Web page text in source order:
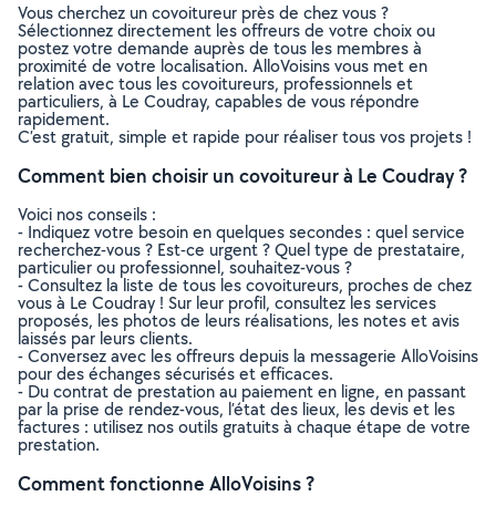
Vous cherchez un covoitureur près de chez vous ?
Sélectionnez directement les offreurs de votre choix ou
postez votre demande auprès de tous les membres à
proximité de votre localisation. AlloVoisins vous met en
relation avec tous les covoitureurs, professionnels et
particuliers, à Le Coudray, capables de vous répondre
rapidement.
C’est gratuit, simple et rapide pour réaliser tous vos projets !
Comment bien choisir un covoitureur à Le Coudray ?
Voici nos conseils :
- Indiquez votre besoin en quelques secondes : quel service
recherchez-vous ? Est-ce urgent ? Quel type de prestataire,
particulier ou professionnel, souhaitez-vous ?
- Consultez la liste de tous les covoitureurs, proches de chez
vous à Le Coudray ! Sur leur profil, consultez les services
proposés, les photos de leurs réalisations, les notes et avis
laissés par leurs clients.
- Conversez avec les offreurs depuis la messagerie AlloVoisins
pour des échanges sécurisés et efficaces.
- Du contrat de prestation au paiement en ligne, en passant
par la prise de rendez-vous, l’état des lieux, les devis et les
factures : utilisez nos outils gratuits à chaque étape de votre
prestation.
Comment fonctionne AlloVoisins ?